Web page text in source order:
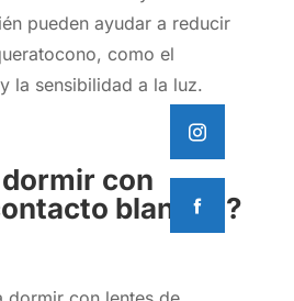
pueden ayudar a reducir
como el
la sensibilidad a la luz.
con
blandos?